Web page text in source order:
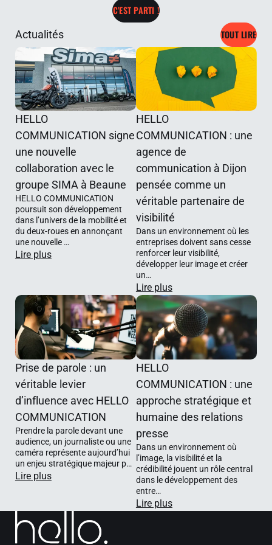
campagnes de
relations presse
nationales ou
locales, des
collaborations
avec des médias
spécialisés ou
lifestyle ou des
besoins en
communication
de crise ou en
accompagnemen
t sensible.
Selon vos
objectifs, nous
proposons des
collaborations
ponctuelles pour
soutenir un
temps fort précis,
ou des
accompagnemen
ts au long cours
permettant
d’inscrire votre
durée et de
construire une
les dirigeants,
porte-parole et
experts dans la
préparation de
leurs
interventions afin
de renforcer leur
impact, leur
aisance et leur
confiance. Nous
travaillons sur la
structuration des
messages, la
posture, la
et la capacité à
capter l’attention
dans tous les
formats de
communication.
Chaque
accompagnemen
t est conçu sur
mesure selon les
niveau
d’expérience et le
studio s’adapte à
à chaque univers
visuel. Interviews
face caméra,
podcasts audio
ou vidéo, prises
de parole
corporate,
contenus pour
les réseaux
sociaux,
émissions, tables
rondes, formats
pédagogiques ou
témoignages :
chaque tournage
peut être
configuré selon
les besoins du
projet et
l’ambiance
recherchée.
L’espace permet
aussi bien des
interventions
dynamiques en
position debout
que des formats
plus intimistes
avec fauteuils,
canapés ou
C'EST PARTI !
Actualités
TOUT LIRE
HELLO
COMMUNICATION signe
une nouvelle
collaboration avec le
groupe SIMA à Beaune
HELLO COMMUNICATION
poursuit son développement
dans l’univers de la mobilité et
du deux-roues en annonçant
une nouvelle …
Lire plus
HELLO
COMMUNICATION : une
agence de
communication à Dijon
pensée comme un
véritable partenaire de
visibilité
Dans un environnement où les
entreprises doivent sans cesse
renforcer leur visibilité,
développer leur image et créer
un…
Lire plus
Prise de parole : un
véritable levier
d’influence avec HELLO
COMMUNICATION
Prendre la parole devant une
audience, un journaliste ou une
caméra représente aujourd’hui
un enjeu stratégique majeur p…
Lire plus
HELLO
COMMUNICATION : une
approche stratégique et
humaine des relations
presse
Dans un environnement où
l’image, la visibilité et la
crédibilité jouent un rôle central
dans le développement des
entre…
Lire plus